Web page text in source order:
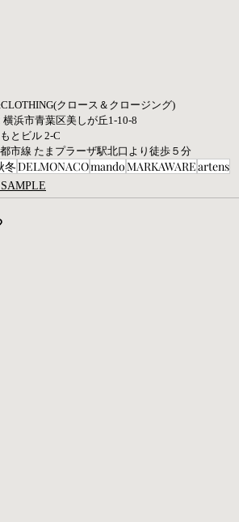
クロース＆クロージング)
横浜市青葉区美しが丘1-10-8
とビル 2-C
市線 たまプラーザ駅北口より徒歩５分
冬DELMONACOmandoMARKAWAREartens